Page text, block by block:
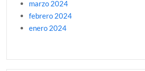
marzo 2024
febrero 2024
enero 2024